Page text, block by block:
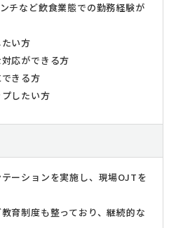
チなど飲食業態での勤務経験が
い方
応ができる方
きる方
したい方
ーションを実施し、現場OJTを
育制度も整っており、継続的な